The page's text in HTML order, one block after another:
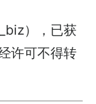
），已获
许可不得转